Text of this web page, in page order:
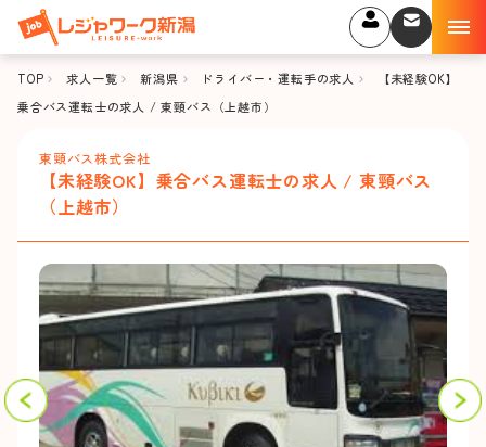
TOP 求人一覧 新潟県 ドライバー・運転手の求人
【未経験OK】
乗合バス運転士の求人 / 東頸バス（上越市）
東頸バス株式会社
【未経験OK】乗合バス運転士の求人 / 東頸バス
（上越市）